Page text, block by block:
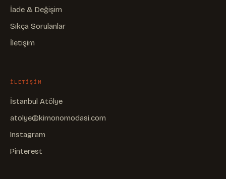
İade & Değişim
Sıkça Sorulanlar
İletişim
ILETIŞIM
İstanbul Atölye
atolye@kimonomodasi.com
Instagram
Pinterest